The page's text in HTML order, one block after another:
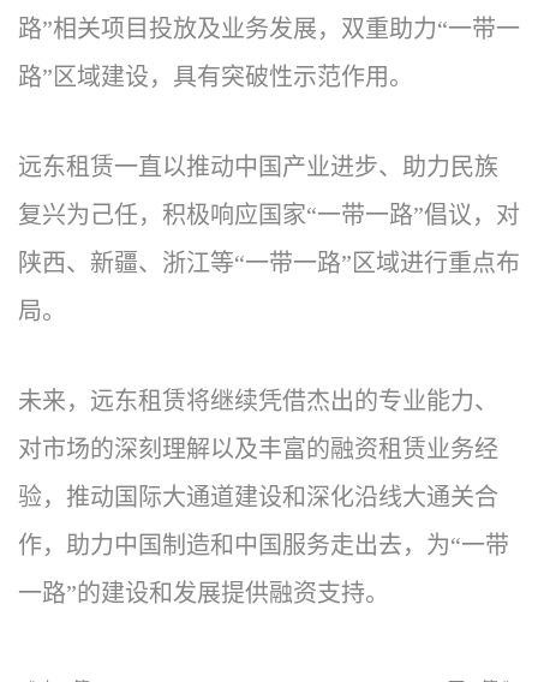
路”相关项目投放及业务发展，双重助力“一带一
路”区域建设，具有突破性示范作用。
远东租赁一直以推动中国产业进步、助力民族
复兴为己任，积极响应国家“一带一路”倡议，对
陕西、新疆、浙江等“一带一路”区域进行重点布
局。
未来，远东租赁将继续凭借杰出的专业能力、
对市场的深刻理解以及丰富的融资租赁业务经
验，推动国际大通道建设和深化沿线大通关合
作，助力中国制造和中国服务走出去，为“一带
一路”的建设和发展提供融资支持。